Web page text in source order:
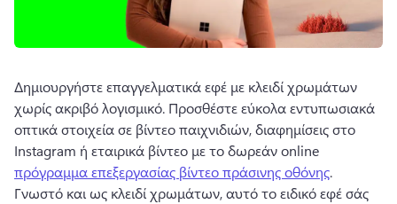
Δημιουργήστε επαγγελματικά εφέ με κλειδί χρωμάτων
χωρίς ακριβό λογισμικό. Προσθέστε εύκολα εντυπωσιακά
οπτικά στοιχεία σε βίντεο παιχνιδιών, διαφημίσεις στο
Instagram ή εταιρικά βίντεο με το δωρεάν online
πρόγραμμα επεξεργασίας βίντεο πράσινης οθόνης
Γνωστό και ως κλειδί χρωμάτων, αυτό το ειδικό εφέ σάς